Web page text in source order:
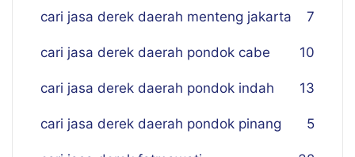
cari jasa derek daerah menteng jakarta 7
cari jasa derek daerah pondok cabe 10
cari jasa derek daerah pondok indah 13
cari jasa derek daerah pondok pinang 5